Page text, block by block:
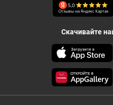
5,0
Отзывы на Яндекс Картах
Скачивайте